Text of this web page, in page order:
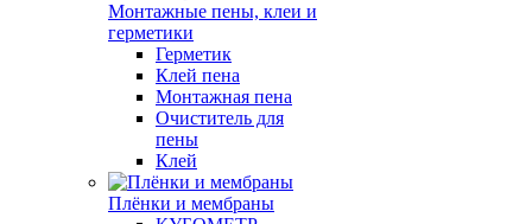
Монтажные пены, клеи и
герметики
Герметик
Клей пена
Монтажная пена
Очиститель для
пены
Клей
Плёнки и мембраны